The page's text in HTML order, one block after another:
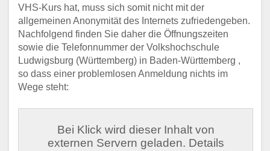
VHS-Kurs hat, muss sich somit nicht mit der
allgemeinen Anonymität des Internets zufriedengeben.
Nachfolgend finden Sie daher die Öffnungszeiten
sowie die Telefonnummer der Volkshochschule
Ludwigsburg (Württemberg) in Baden-Württemberg ,
so dass einer problemlosen Anmeldung nichts im
Wege steht:
Bei Klick wird dieser Inhalt von
externen Servern geladen. Details